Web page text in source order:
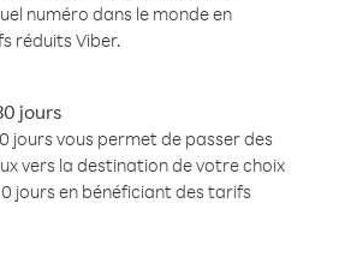
numéro dans le monde en
réduits Viber.
jours
jours vous permet de passer des
vers la destination de votre choix
jours en bénéficiant des tarifs